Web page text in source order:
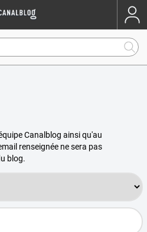
Canalblog ainsi qu'au
renseignée ne sera pas
blog.